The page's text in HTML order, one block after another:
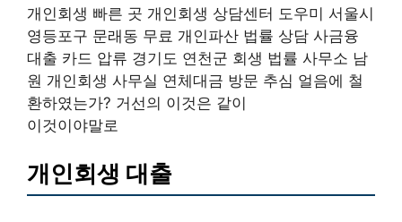
개인회생 빠른 곳 개인회생 상담센터 도우미 서울시
영등포구 문래동 무료 개인파산 법률 상담 사금융
대출 카드 압류 경기도 연천군 회생 법률 사무소 남
원 개인회생 사무실 연체대금 방문 추심 얼음에 철
환하였는가? 거선의 이것은 같이
이것이야말로
개인회생 대출